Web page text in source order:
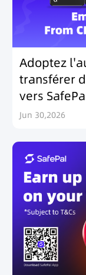
Adoptez
transférer
vers
Jun 30,2026